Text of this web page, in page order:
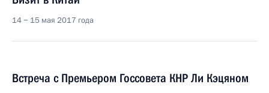
14 − 15 мая 2017 года
Встреча с Премьером Госсовета КНР Ли Кэцяном